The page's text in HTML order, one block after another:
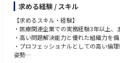
重要な役割です。
【具体的な業務内容】
・指定拠点および必要に応じてリモー
mの手術チーム向けトレーニングを実施
・営業チームに対しても、新旧製品の
求める経験 / スキル
【求めるスキル・経験】
・医療関連企業での実務経験3年以上
・高い問題解決能力と優れた組織力を
・プロフェッショナルとしての高い倫
姿勢